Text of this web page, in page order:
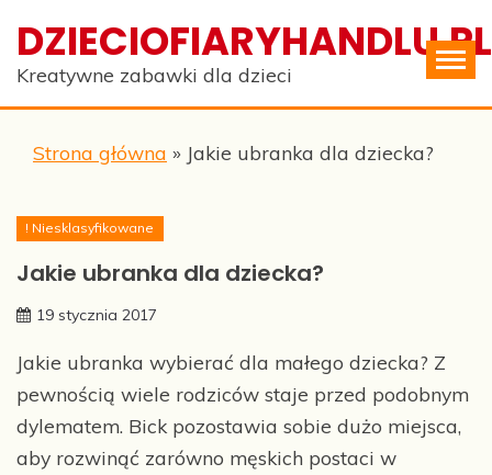
content
DZIECIOFIARYHANDLU.PL
Kreatywne zabawki dla dzieci
Strona główna » Jakie ubranka dla dziecka?
! Niesklasyfikowane
Jakie ubranka dla dziecka?
19 stycznia 2017
Jakie ubranka wybierać dla małego dziecka? Z
pewnością wiele rodziców staje przed podobnym
dylematem. Bick pozostawia sobie dużo miejsca,
aby rozwinąć zarówno męskich postaci w